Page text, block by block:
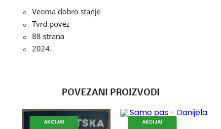
Veoma dobro stanje
Tvrd povez
88 strana
2024.
POVEZANI PROIZVODI
AKCIJA!
AKCIJA!